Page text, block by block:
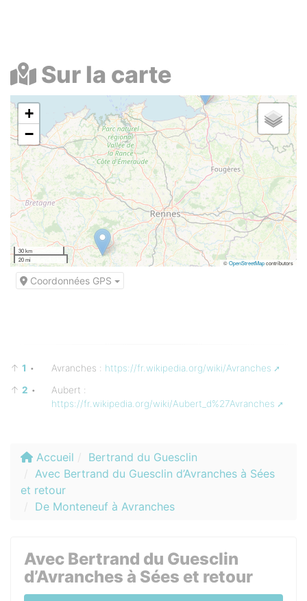
Sur la carte
+
−
30 km
20 mi
©OpenStreetMapcontributors
Coordonnées GPS
↑ 1 • Avranches : https://fr.wikipedia.org/wiki/Avranches
↑ 2 •
Aubert :
https://fr.wikipedia.org/wiki/Aubert_d%27Avranches
Accueil
Bertrand du Guesclin
Avec Bertrand du Guesclin d’Avranches à Sées
et retour
De Monteneuf à Avranches
Avec Bertrand du Guesclin
d’Avranches à Sées et retour